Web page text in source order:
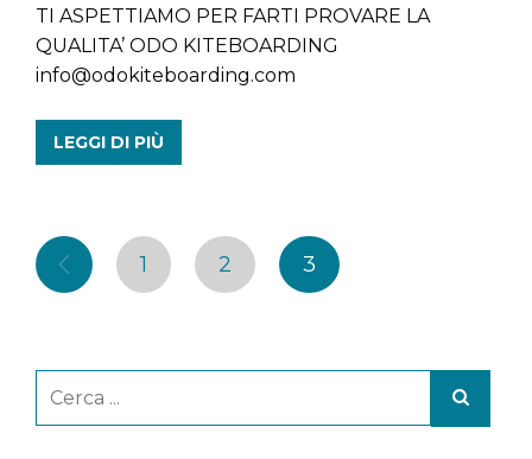
TI ASPETTIAMO PER FARTI PROVARE LA
QUALITA’ ODO KITEBOARDING
info@odokiteboarding.com
LEGGI DI PIÙ
1 2 3